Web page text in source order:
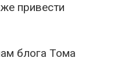
привести
блога Тома